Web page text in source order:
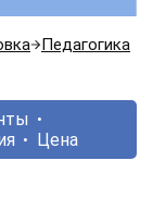
Педагогика
Цена